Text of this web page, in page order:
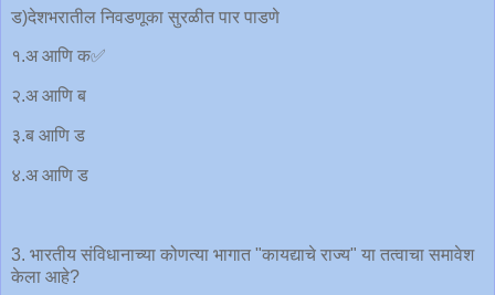
ड)देशभरातील निवडणूका सुरळीत पार पाडणे
१.अ आणि क✅
२.अ आणि ब
३.ब आणि ड
४.अ आणि ड
3. भारतीय संविधानाच्या कोणत्या भागात "कायद्याचे राज्य" या तत्वाचा समावेश
केला आहे?